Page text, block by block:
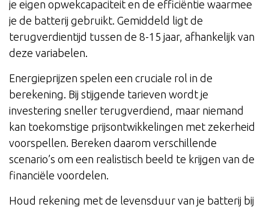
je eigen opwekcapaciteit en de efficiëntie waarmee
je de batterij gebruikt. Gemiddeld ligt de
terugverdientijd tussen de 8-15 jaar, afhankelijk van
deze variabelen.
Energieprijzen spelen een cruciale rol in de
berekening. Bij stijgende tarieven wordt je
investering sneller terugverdiend, maar niemand
kan toekomstige prijsontwikkelingen met zekerheid
voorspellen. Bereken daarom verschillende
scenario’s om een realistisch beeld te krijgen van de
financiële voordelen.
Houd rekening met de levensduur van je batterij bij